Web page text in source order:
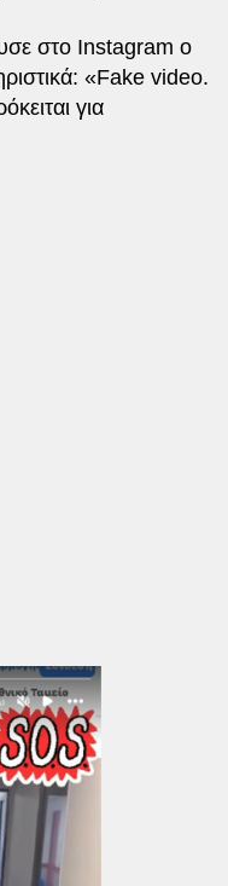
στο Instagram ο
«Fake video.
για